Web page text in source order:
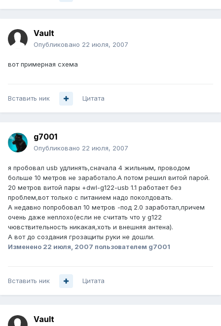
Vault
Опубликовано 22 июля, 2007
вот примерная схема
Вставить ник Цитата
g7001
Опубликовано 22 июля, 2007
я пробовал usb удлинять,сначала 4 жильным, проводом
больше 10 метров не заработало.А потом решил витой парой.
20 метров витой пары +dwl-g122-usb 1.1 работает без
проблем,вот только с питанием надо поколдовать.
А недавно попробовал 10 метров -под 2.0 заработал,причем
очень даже неплохо(если не считать что у g122
чювствительность никакая,хоть и внешняя антена).
А вот до создания грозащиты руки не дошли.
Изменено 22 июля, 2007 пользователем g7001
Вставить ник Цитата
Vault